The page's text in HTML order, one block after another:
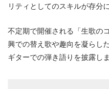
リティとしてのスキルが存分
不定期で開催される「生歌の
興での替え歌や趣向を凝らし
ギターでの弾き語りを披露しま